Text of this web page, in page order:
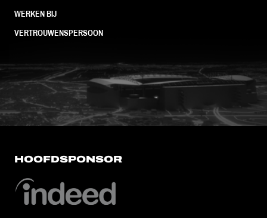
WERKEN BIJ
VERTROUWENSPERSOON
FC Utrecht<br>vanuit<br>het
HOOFDSPONSOR